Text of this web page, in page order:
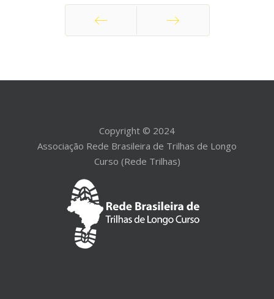
Copyright © 2024
Associação Rede Brasileira de Trilhas de Longo
Curso (Rede Trilhas)